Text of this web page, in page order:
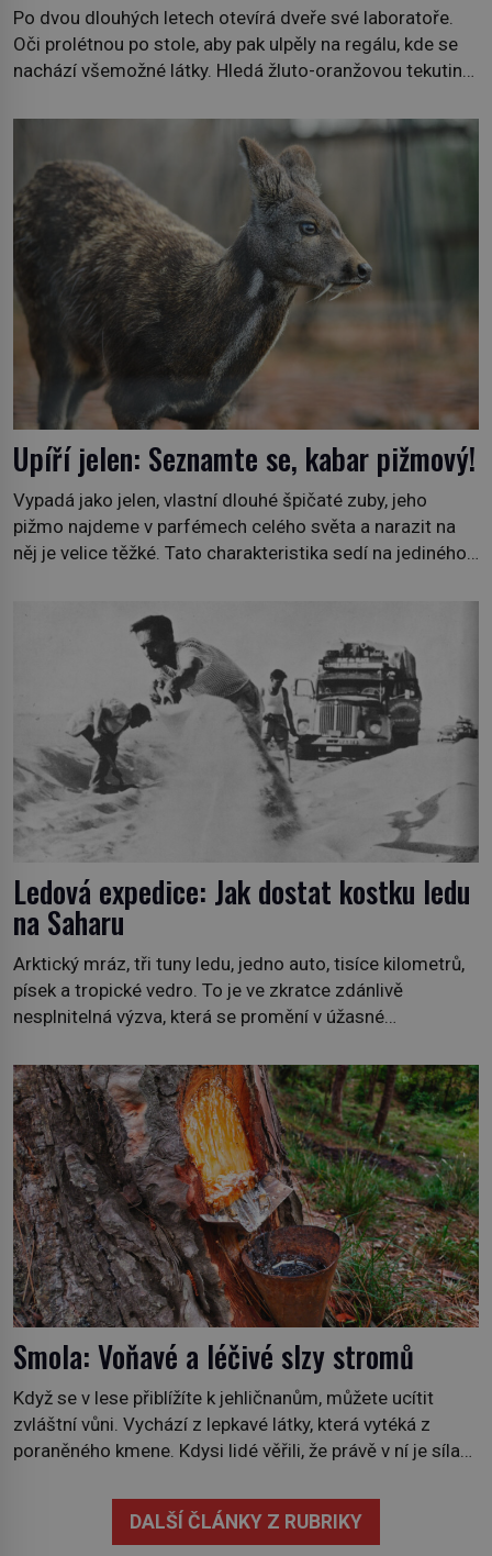
Po dvou dlouhých letech otevírá dveře své laboratoře.
Oči prolétnou po stole, aby pak ulpěly na regálu, kde se
nachází všemožné látky. Hledá žluto-oranžovou tekutinu,
plán dokončit. Pod termínem aqua regia se skrývá
směs s názvem lučavka královská. Svůj přídomek nemá
pro nic za nic, […]
Upíří jelen: Seznamte se, kabar pižmový!
Vypadá jako jelen, vlastní dlouhé špičaté zuby, jeho
pižmo najdeme v parfémech celého světa a narazit na
něj je velice těžké. Tato charakteristika sedí na jediného
1778), jenže v Asii o něm ví už celá staletí. Zvíře
připomíná jelena, v kohoutku dosahuje […]
Ledová expedice: Jak dostat kostku ledu
na Saharu
Arktický mráz, tři tuny ledu, jedno auto, tisíce kilometrů,
písek a tropické vedro. To je ve zkratce zdánlivě
nesplnitelná výzva, která se promění v úžasné
na podzim 1958 jako hec. Rádio Luxembourg přichází s
neobvyklou výzvou. Tomu, kdo dokáže dopravit ze
severního polárního kruhu na […]
Smola: Voňavé a léčivé slzy stromů
Když se v lese přiblížíte k jehličnanům, můžete ucítit
zvláštní vůni. Vychází z lepkavé látky, která vytéká z
poraněného kmene. Kdysi lidé věřili, že právě v ní je síla
lidstvo pracovalo. Chrání strom před infekcí, hmyzem a
vysycháním. Dá se říct, že je to přírodní […]
DALŠÍ ČLÁNKY Z RUBRIKY